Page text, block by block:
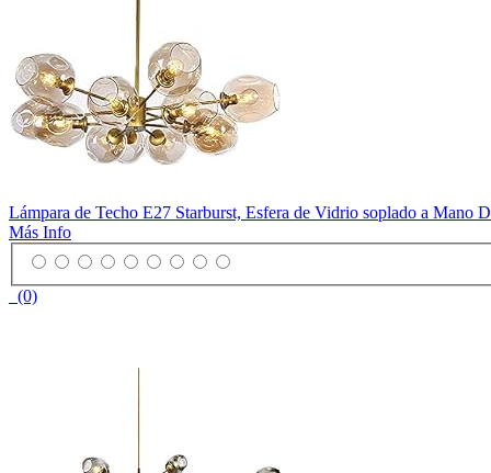
Lámpara de Techo E27 Starburst, Esfera de Vidrio soplado a Mano
Más Info
(0)